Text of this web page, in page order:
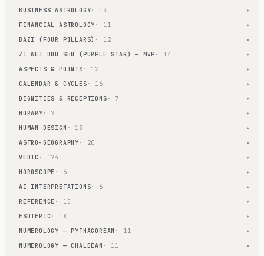
BUSINESS ASTROLOGY· 13 ▾
FINANCIAL ASTROLOGY · 11 ▾
BAZI (FOUR PILLARS) · 12 ▾
ZI WEI DOU SHU (PURPLE STAR) — MVP · 14 ▾
ASPECTS & POINTS · 12 ▾
CALENDAR & CYCLES · 16 ▾
DIGNITIES & RECEPTIONS · 7 ▾
HORARY · 7 ▾
HUMAN DESIGN · 13 ▾
ASTRO-GEOGRAPHY · 20 ▾
VEDIC · 174 ▾
HOROSCOPE · 6 ▾
AI INTERPRETATIONS· 6 ▾
REFERENCE · 15 ▾
ESOTERIC· 18 ▾
NUMEROLOGY — PYTHAGOREAN · 11 ▾
NUMEROLOGY — CHALDEAN · 11 ▾